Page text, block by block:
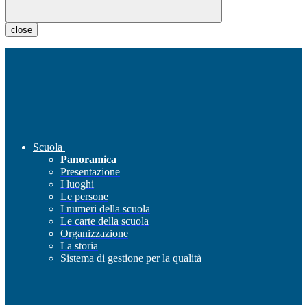
close
Scuola
Panoramica
Presentazione
I luoghi
Le persone
I numeri della scuola
Le carte della scuola
Organizzazione
La storia
Sistema di gestione per la qualità